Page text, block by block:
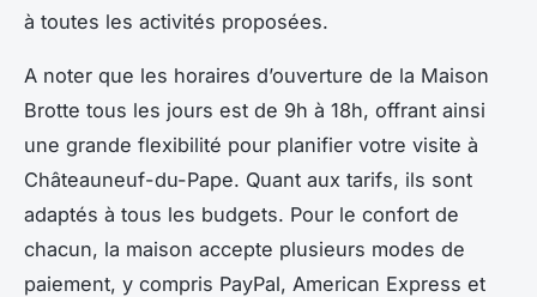
à toutes les activités proposées.
A noter que les horaires d’ouverture de la Maison
Brotte tous les jours est de 9h à 18h, offrant ainsi
une grande flexibilité pour planifier votre visite à
Châteauneuf-du-Pape. Quant aux tarifs, ils sont
adaptés à tous les budgets. Pour le confort de
chacun, la maison accepte plusieurs modes de
paiement, y compris PayPal, American Express et